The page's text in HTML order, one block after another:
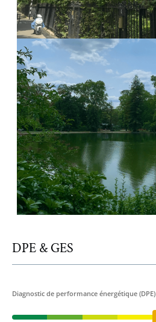
DPE & GES
Diagnostic de performance énergétique (DPE)